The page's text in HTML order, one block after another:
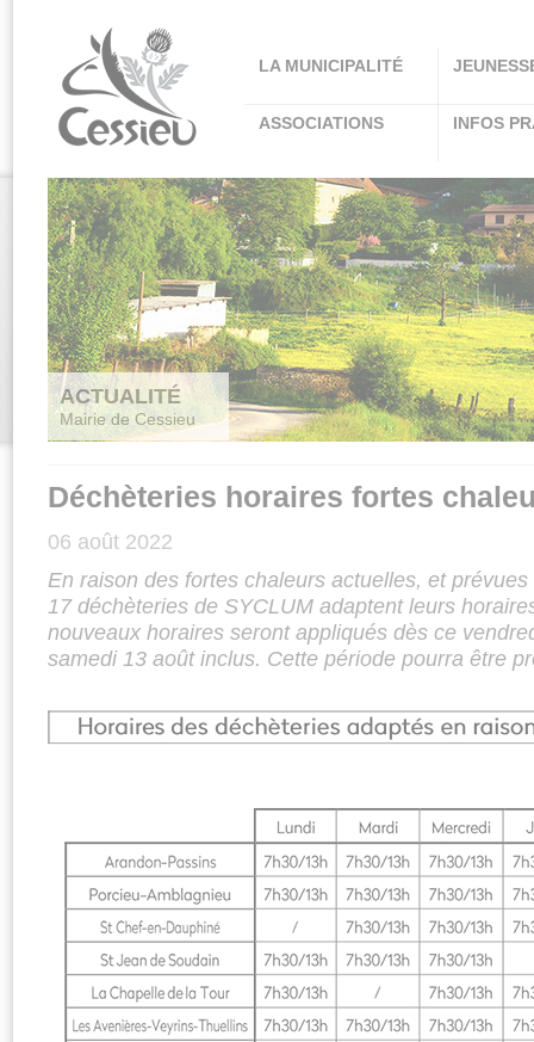
LA MUNICIPALITÉ
ASSOCIATIONS INFOS
ACTUALITÉ
Mairie de Cessieu
Déchèteries horaires fortes
06 août 2022
En raison des fortes chaleurs actuelles, et
17 déchèteries de SYCLUM adaptent leurs
nouveaux horaires seront appliqués dès ce
samedi 13 août inclus. Cette période pourra être